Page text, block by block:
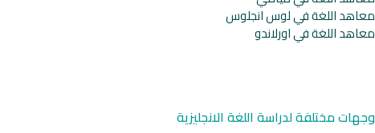
معاهد اللغة في لوس انجلوس
معاهد اللغة في اورلاندو
وجهات مختلفة لدراسة اللغة الانجليزية